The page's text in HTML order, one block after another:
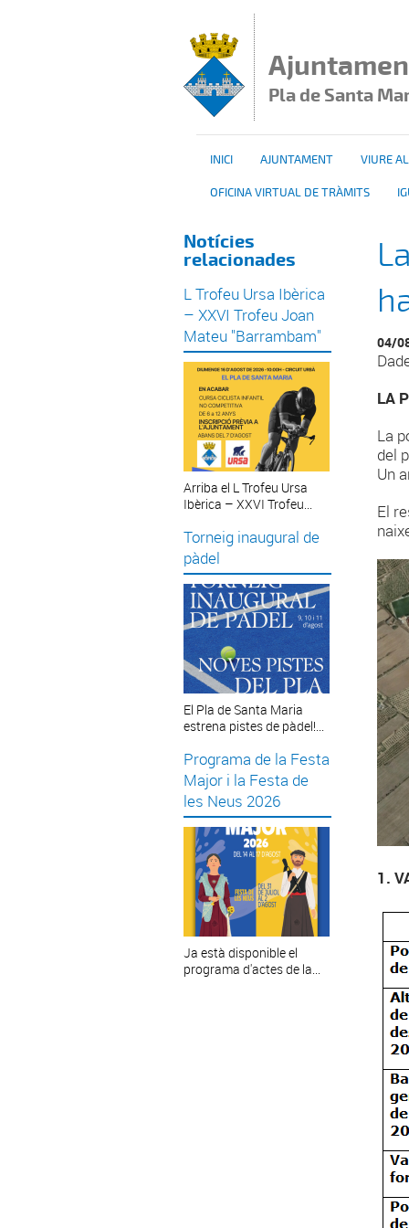
Pla de Santa
INICI AJUNTAMENT VIURE
OFICINA VIRTUAL DE TRÀMITS
Notícies
relacionades
L Trofeu Ursa Ibèrica
– XXVI Trofeu Joan
Mateu "Barrambam"
Arriba el L Trofeu Ursa
Ibèrica – XXVI Trofeu...
Torneig inaugural de
pàdel
El Pla de Santa Maria
estrena pistes de pàdel!...
Programa de la Festa
Major i la Festa de
les Neus 2026
Ja està disponible el
programa d'actes de la...
04/
LA
La
del
Un
El
1.